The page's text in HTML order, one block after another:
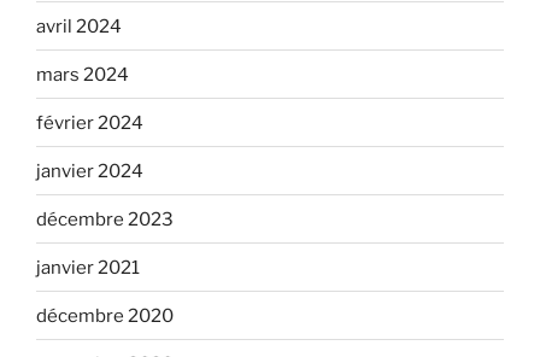
avril 2024
mars 2024
février 2024
janvier 2024
décembre 2023
janvier 2021
décembre 2020